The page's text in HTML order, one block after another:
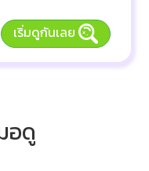
เริ่มดูกันเลย
อดู